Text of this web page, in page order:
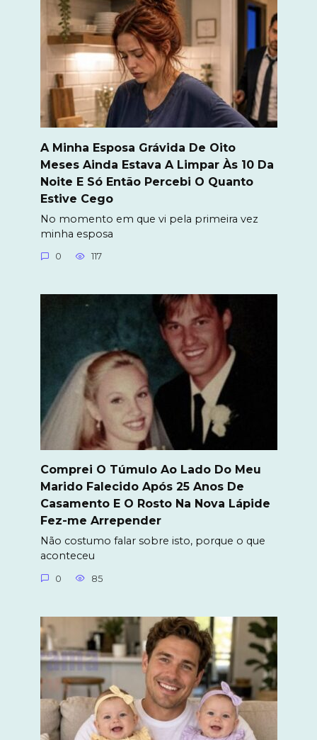
A Minha Esposa Grávida De Oito
Meses Ainda Estava A Limpar Às 10 Da
Noite E Só Então Percebi O Quanto
Estive Cego
No momento em que vi pela primeira vez
minha esposa
0 117
Comprei O Túmulo Ao Lado Do Meu
Marido Falecido Após 25 Anos De
Casamento E O Rosto Na Nova Lápide
Fez-me Arrepender
Não costumo falar sobre isto, porque o que
aconteceu
0 85